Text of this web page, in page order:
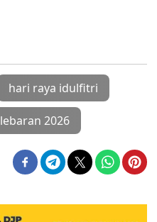
hari raya idulfitri
lebaran 2026